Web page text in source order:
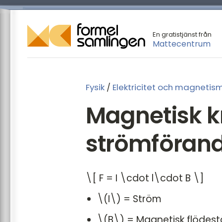
En gratistjänst från
Mattecentrum
Fysik / Elektricitet och
Magnetisk
\[ F = I \cdot l\cdot B \]
\(I\) = Ström